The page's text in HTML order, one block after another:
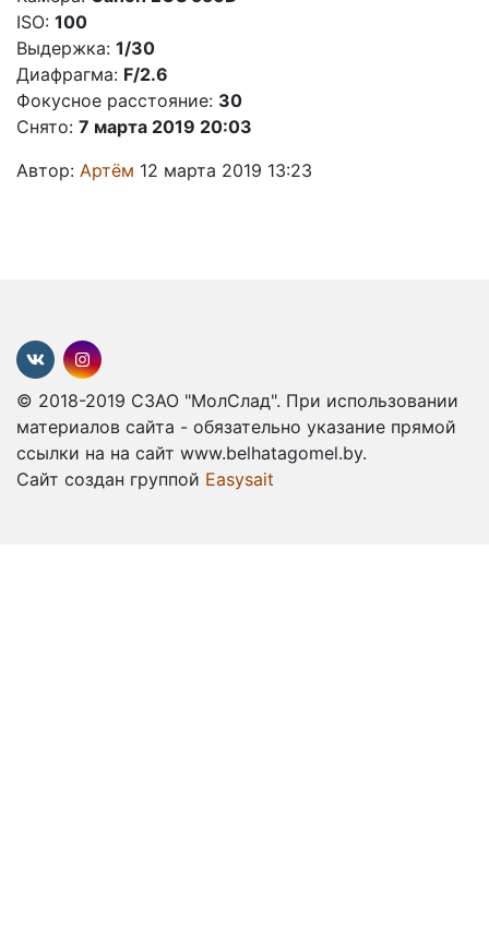
ISO: 100
Выдержка: 1/30
Диафрагма: F/2.6
Фокусное расстояние: 30
Снято: 7 марта 2019 20:03
Автор: Артём 12 марта 2019 13:23
© 2018-2019 СЗАО "МолСлад". При использовании
материалов сайта - обязательно указание прямой
ссылки на на сайт www.belhatagomel.by.
Сайт создан группой Easysait